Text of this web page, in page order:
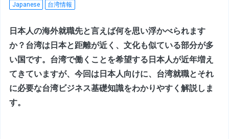
Japanese 台湾情報
日本人の海外就職先と言えば何を思い浮かべられます
か？台湾は日本と距離が近く、文化も似ている部分が多
い国です。台湾で働くことを希望する日本人が近年増え
てきていますが、今回は日本人向けに、台湾就職とそれ
に必要な台湾ビジネス基礎知識をわかりやすく解説しま
す。